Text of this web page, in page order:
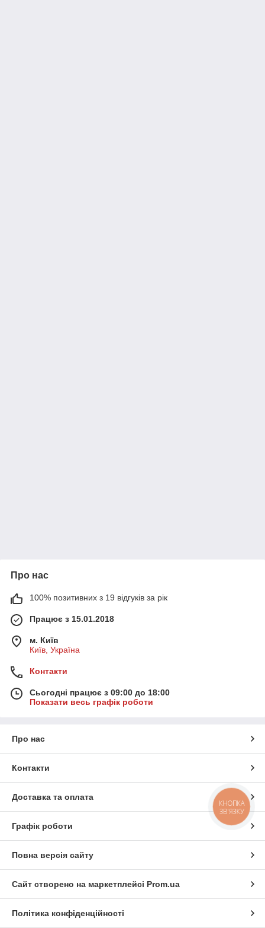
Про нас
100% позитивних з 19 відгуків за рік
Працює з 15.01.2018
м. Київ
Київ, Україна
Контакти
Сьогодні працює з 09:00 до 18:00
Показати весь графік роботи
Про нас
Контакти
Доставка та оплата
Графік роботи
Повна версія сайту
Сайт створено на маркетплейсі Prom.ua
Політика конфіденційності
КНОПКА
ЗВ'ЯЗКУ